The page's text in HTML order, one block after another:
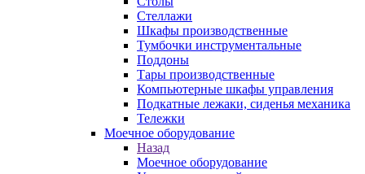
Стеллажи
Шкафы производственные
Тумбочки инструментальные
Поддоны
Тары производственные
Компьютерные шкафы управления
Подкатные лежаки, сиденья механика
Тележки
Моечное оборудование
Назад
Моечное оборудование